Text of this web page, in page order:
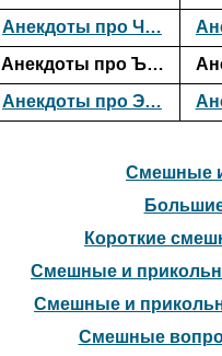
Анекдоты про Ч…
Анекдоты про Ъ…
Анекдоты про Э…
Смешные
Короткие
Смешные и
Смешные и
Смешные